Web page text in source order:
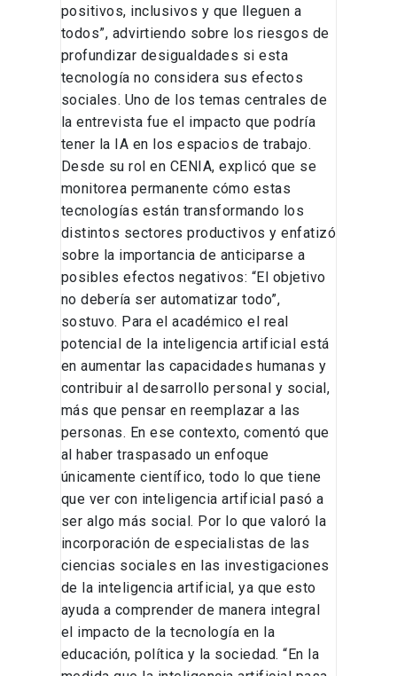
positivos, inclusivos y que lleguen a
todos”, advirtiendo sobre los riesgos de
profundizar desigualdades si esta
tecnología no considera sus efectos
sociales. Uno de los temas centrales de
la entrevista fue el impacto que podría
tener la IA en los espacios de trabajo.
Desde su rol en CENIA, explicó que se
monitorea permanente cómo estas
tecnologías están transformando los
distintos sectores productivos y enfatizó
sobre la importancia de anticiparse a
posibles efectos negativos: “El objetivo
no debería ser automatizar todo”,
sostuvo. Para el académico el real
potencial de la inteligencia artificial está
en aumentar las capacidades humanas y
contribuir al desarrollo personal y social,
más que pensar en reemplazar a las
personas. En ese contexto, comentó que
al haber traspasado un enfoque
únicamente científico, todo lo que tiene
que ver con inteligencia artificial pasó a
ser algo más social. Por lo que valoró la
incorporación de especialistas de las
ciencias sociales en las investigaciones
de la inteligencia artificial, ya que esto
ayuda a comprender de manera integral
el impacto de la tecnología en la
educación, política y la sociedad. “En la